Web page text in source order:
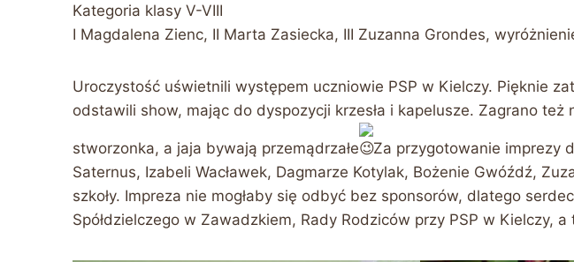
Kategoria klasy V-VIII
I Magdalena Zienc, II Marta Zasiecka, III Zuzanna Grondes,
Uroczystość uświetnili występem uczniowie PSP w Kielczy. Pięknie
odstawili show, mając do dyspozycji krzesła i kapelusze. Zagrano
stworzonka, a jaja bywają przemądrzałe
Za przygotowanie imprezy
Saternus, Izabeli Wacławek, Dagmarze Kotylak, Bożenie Gwóźdź,
szkoły. Impreza nie mogłaby się odbyć bez sponsorów, dlatego
Spółdzielczego w Zawadzkiem, Rady Rodziców przy PSP w Kielczy,